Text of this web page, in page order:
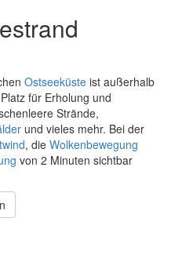
Ostseeküste ist außerhalb
für Erholung und
Strände,
und vieles mehr. Bei der
, die Wolkenbewegung
von 2 Minuten sichtbar